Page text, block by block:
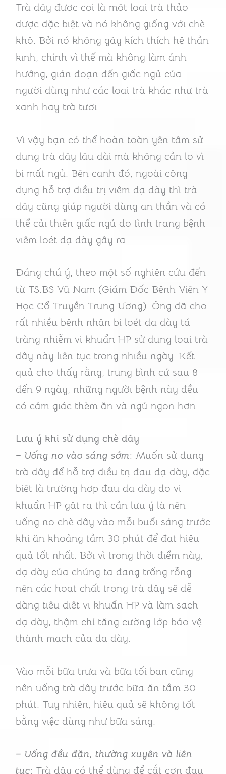
Trà dây được coi là một loại trà thảo
dược đặc biệt và nó không giống với chè
khô. Bởi nó không gây kích thích hệ thần
kinh, chính vì thế mà không làm ảnh
hưởng, gián đoạn đến giấc ngủ của
người dùng như các loại trà khác như trà
xanh hay trà tươi.
Vì vậy bạn có thể hoàn toàn yên tâm sử
dụng trà dây lâu dài mà không cần lo vì
bị mất ngủ. Bên cạnh đó, ngoài công
dụng hỗ trợ điều trị viêm dạ dày thì trà
dây cũng giúp người dùng an thần và có
thể cải thiện giấc ngủ do tình trạng bệnh
viêm loét dạ dày gây ra.
Đáng chú ý, theo một số nghiên cứu đến
từ TS.BS Vũ Nam (Giám Đốc Bệnh Viện Y
Học Cổ Truyền Trung Ương). Ông đã cho
rất nhiều bệnh nhân bị loét dạ dày tá
tràng nhiễm vi khuẩn HP sử dụng loại trà
dây này liên tục trong nhiều ngày. Kết
quả cho thấy rằng, trung bình cứ sau 8
đến 9 ngày, những người bệnh này đều
có cảm giác thèm ăn và ngủ ngon hơn.
Lưu ý khi sử dụng chè dây
– Uống no vào sáng sớm: Muốn sử dụng
trà dây để hỗ trợ điều trị đau dạ dày, đặc
biệt là trường hợp đau dạ dày do vi
khuẩn HP gât ra thì cần lưu ý là nên
uống no chè dây vào mỗi buổi sáng trước
khi ăn khoảng tầm 30 phút để đạt hiệu
quả tốt nhất. Bởi vì trong thời điểm này,
dạ dày của chúng ta đang trống rỗng
nên các hoạt chất trong trà dây sẽ dễ
dàng tiêu diệt vi khuẩn HP và làm sạch
dạ dày, thậm chí tăng cường lớp bảo vệ
thành mạch của dạ dày.
Vào mỗi bữa trưa và bữa tối bạn cũng
nên uống trà dây trước bữa ăn tầm 30
phút. Tuy nhiên, hiệu quả sẽ không tốt
bằng việc dùng như bữa sáng.
– Uống đều đặn, thường xuyên và liên
tục: Trà dây có thể dùng để cắt cơn đau